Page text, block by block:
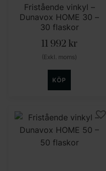
Fristående vinkyl –
Dunavox HOME 30 –
30 flaskor
11 992 kr
(Exkl. moms)
KÖP